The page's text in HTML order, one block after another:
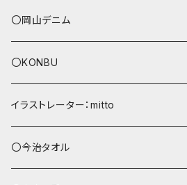
〇岡山デニム
〇KONBU
ショルダーバッグ
あずまバッグ
イラストレーター：mitto
シマエナガ
〇今治タオル